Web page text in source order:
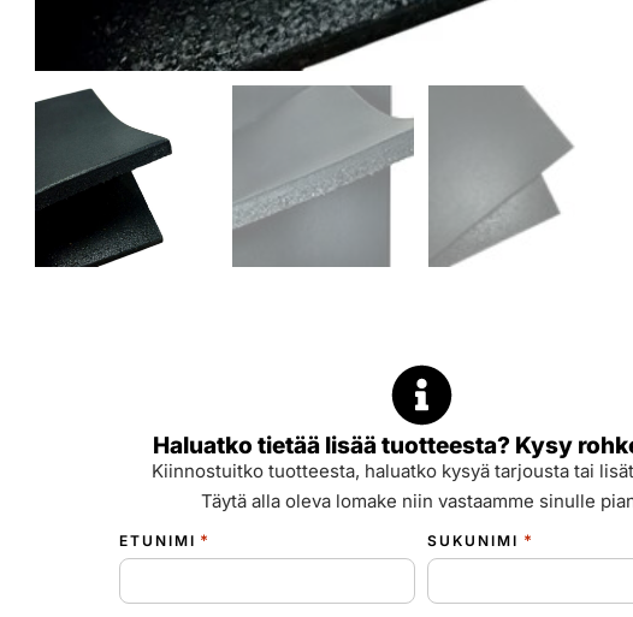
Haluatko tietää lisää tuotteesta? Kysy
Kiinnostuitko tuotteesta, haluatko kysyä tarjousta tai
Täytä alla oleva lomake niin vastaamme sinulle
ETUNIMI * SUKUNIMI *